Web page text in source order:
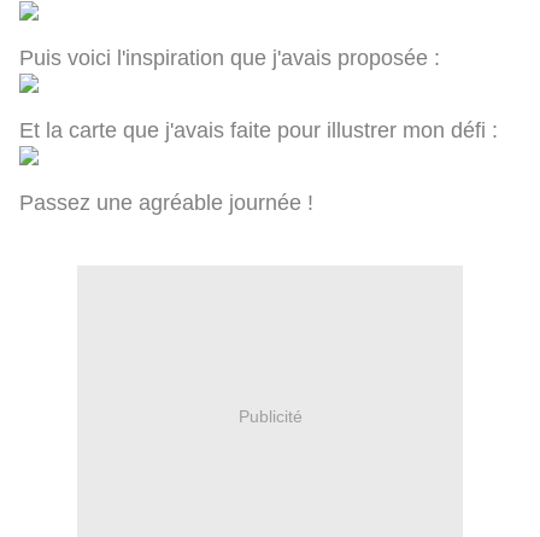
Puis voici l'inspiration que j'avais proposée :
Et la carte que j'avais faite pour illustrer mon défi :
Passez une agréable journée !
Publicité